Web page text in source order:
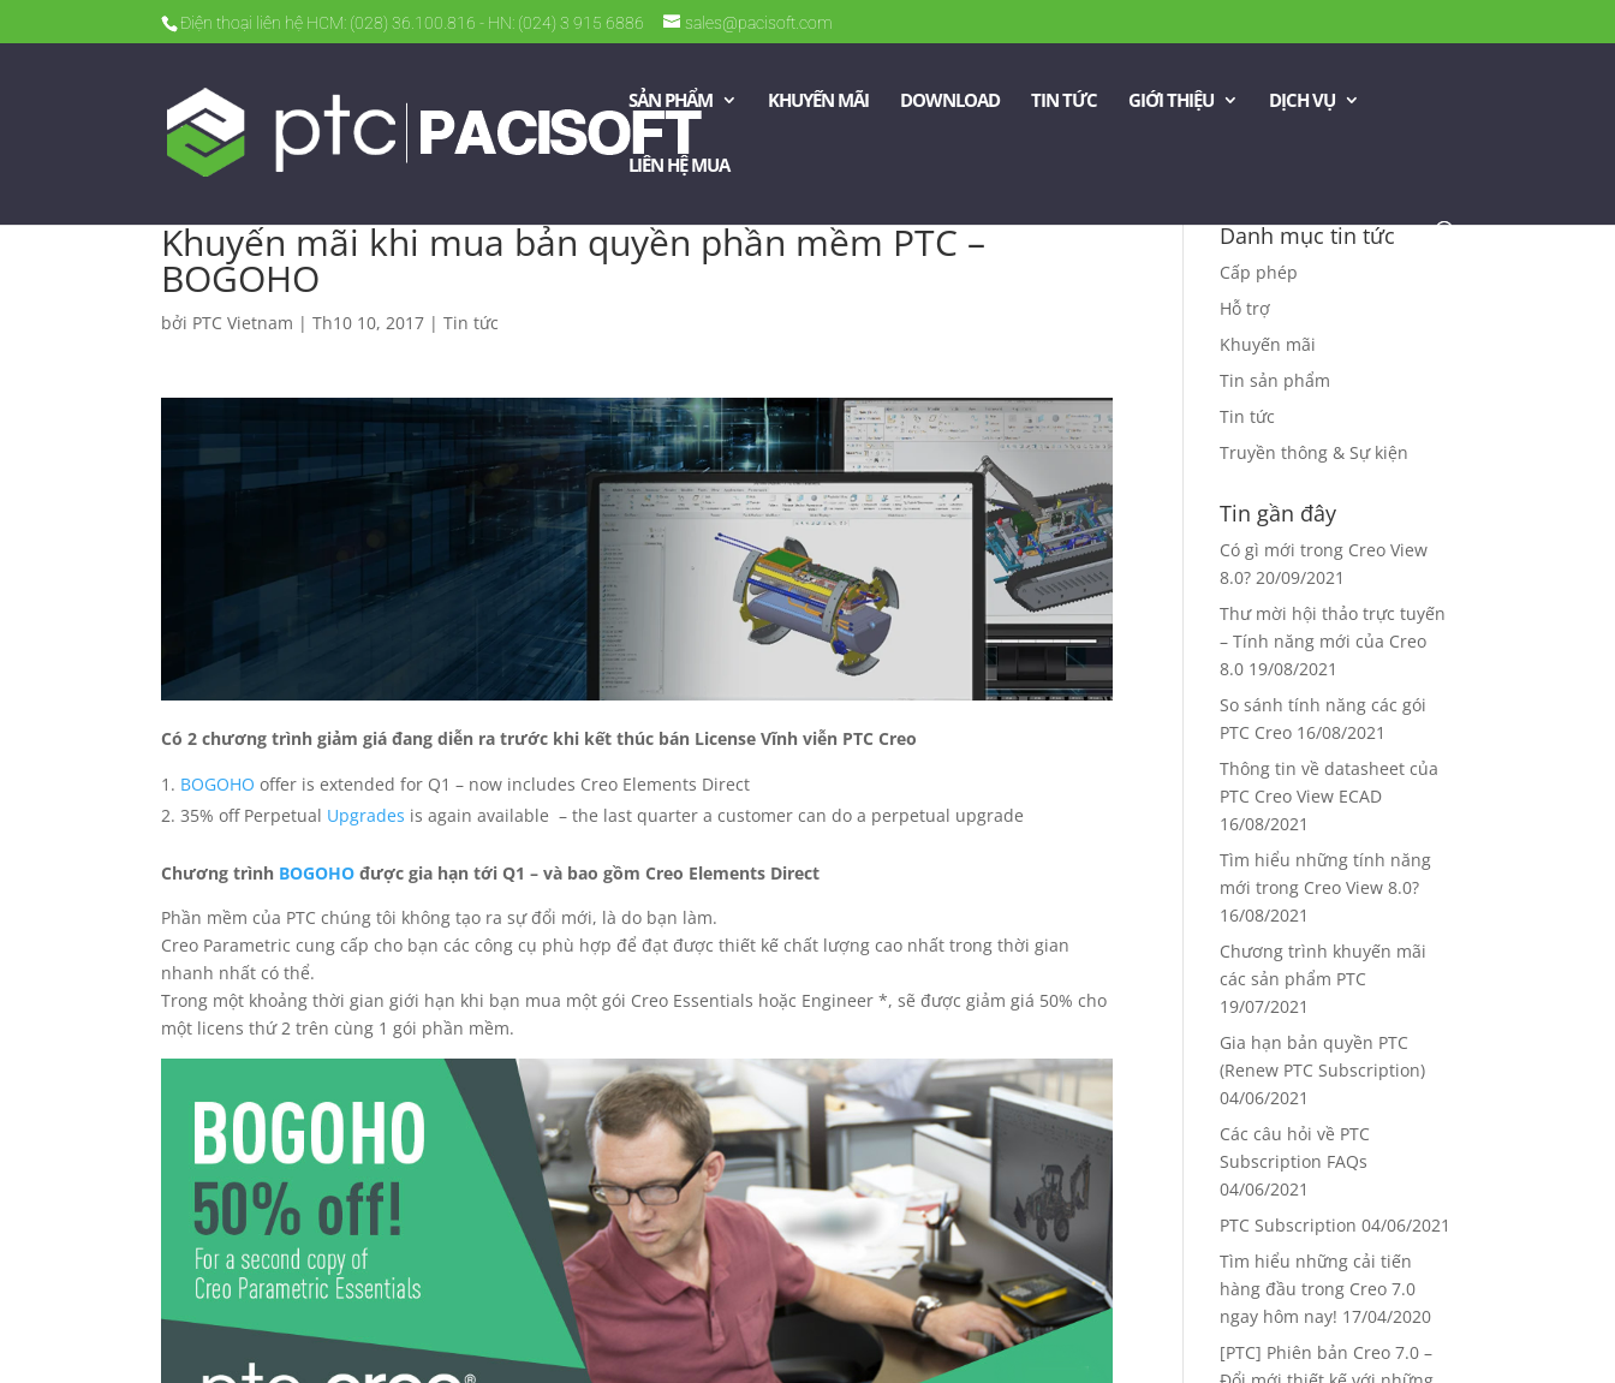
Điện thoại liên hệ HCM: (028) 36.100.816 - HN: (024) 3 915 6886 sales@pacisoft.com
SẢN PHẨM KHUYẾN MÃI DOWNLOAD TIN TỨC GIỚI THIỆU DỊCH VỤ
LIÊN HỆ MUA
Khuyến mãi khi mua bản quyền phần mềm PTC –
BOGOHO
bởi PTC Vietnam |Th10 10, 2017 |Tin tức
Có 2 chương trình giảm giá đang diễn ra trước khi kết thúc bán License Vĩnh viễn PTC Creo
BOGOHO offer is extended for Q1 – now includes Creo Elements Direct
35% off Perpetual Upgrades is again available – the last quarter a customer can do a perpetual upgrade
Chương trình BOGOHO được gia hạn tới Q1 – và bao gồm Creo Elements Direct
Phần mềm của PTC chúng tôi không tạo ra sự đổi mới, là do bạn làm.
Creo Parametric cung cấp cho bạn các công cụ phù hợp để đạt được thiết kế chất lượng cao nhất trong thời gian
nhanh nhất có thể.
Trong một khoảng thời gian giới hạn khi bạn mua một gói Creo Essentials hoặc Engineer *, sẽ được giảm giá 50% cho
một licens thứ 2 trên cùng 1 gói phần mềm.
Danh mục tin tức
Cấp phép
Hỗ trợ
Khuyến mãi
Tin sản phẩm
Tin tức
Truyền thông & Sự kiện
Tin gần đây
Có gì mới trong Creo View
8.0? 20/09/2021
Thư mời hội thảo trực tuyến
– Tính năng mới của Creo
8.0 19/08/2021
So sánh tính năng các gói
PTC Creo 16/08/2021
Thông tin về datasheet của
PTC Creo View ECAD
16/08/2021
Tìm hiểu những tính năng
mới trong Creo View 8.0?
16/08/2021
Chương trình khuyến mãi
các sản phẩm PTC
19/07/2021
Gia hạn bản quyền PTC
(Renew PTC Subscription)
04/06/2021
Các câu hỏi về PTC
Subscription FAQs
04/06/2021
PTC Subscription 04/06/2021
Tìm hiểu những cải tiến
hàng đầu trong Creo 7.0
ngay hôm nay! 17/04/2020
[PTC] Phiên bản Creo 7.0 –